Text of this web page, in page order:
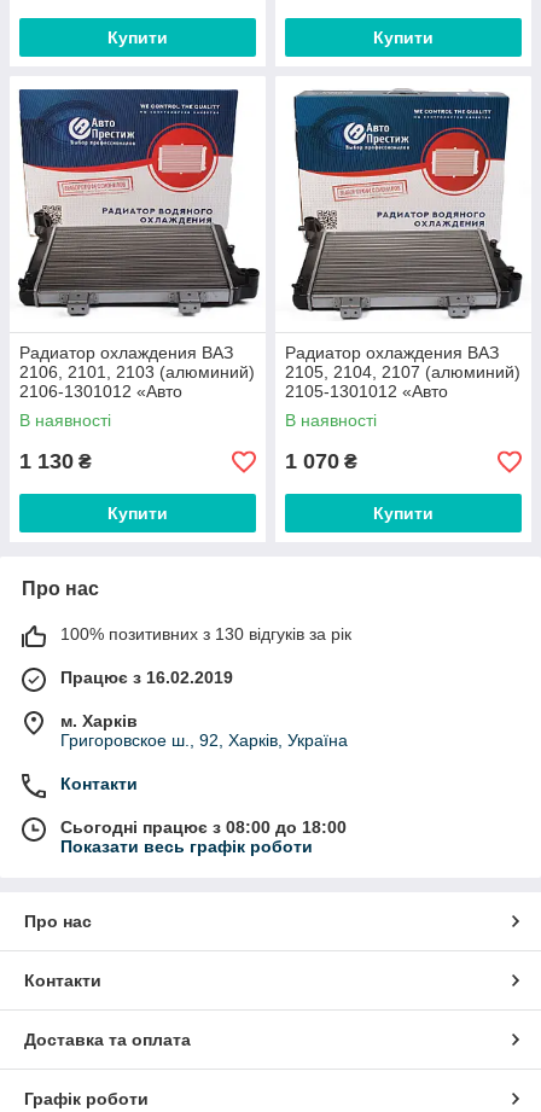
Купити Купити
Радиатор охлаждения ВАЗ
2106, 2101, 2103 (алюминий)
2106-1301012 «Авто
Престиж»
В наявності
1 130 ₴
Купити
Радиатор охлаждения ВАЗ
2105, 2104, 2107 (алюминий)
2105-1301012 «Авто
Престиж»
В наявності
1 070 ₴
Купити
Про нас
100% позитивних з 130 відгуків за рік
Працює з 16.02.2019
м. Харків
Григоровское ш., 92, Харків, Україна
Контакти
Сьогодні працює з 08:00 до 18:00
Показати весь графік роботи
Про нас
Контакти
Доставка та оплата
Графік роботи